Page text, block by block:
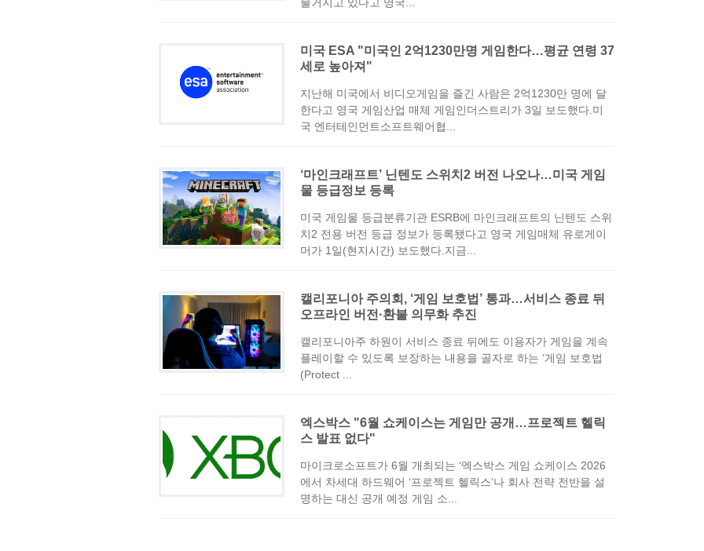
불거지고 있다고 영국...
미국 ESA "미국인 2억1230만명 게임한다…평균 연령 37
세로 높아져"
지난해 미국에서 비디오게임을 즐긴 사람은 2억1230만 명에 달
한다고 영국 게임산업 매체 게임인더스트리가 3일 보도했다.미
국 엔터테인먼트소프트웨어협...
‘마인크래프트’ 닌텐도 스위치2 버전 나오나…미국 게임
물 등급정보 등록
미국 게임물 등급분류기관 ESRB에 마인크래프트의 닌텐도 스위
치2 전용 버전 등급 정보가 등록됐다고 영국 게임매체 유로게이
머가 1일(현지시간) 보도했다.지금...
캘리포니아 주의회, ‘게임 보호법’ 통과…서비스 종료 뒤
오프라인 버전·환불 의무화 추진
캘리포니아주 하원이 서비스 종료 뒤에도 이용자가 게임을 계속
플레이할 수 있도록 보장하는 내용을 골자로 하는 ‘게임 보호법
(Protect ...
엑스박스 "6월 쇼케이스는 게임만 공개…프로젝트 헬릭
스 발표 없다"
마이크로소프트가 6월 개최되는 ‘엑스박스 게임 쇼케이스 2026
에서 차세대 하드웨어 ‘프로젝트 헬릭스’나 회사 전략 전반을 설
명하는 대신 공개 예정 게임 소...